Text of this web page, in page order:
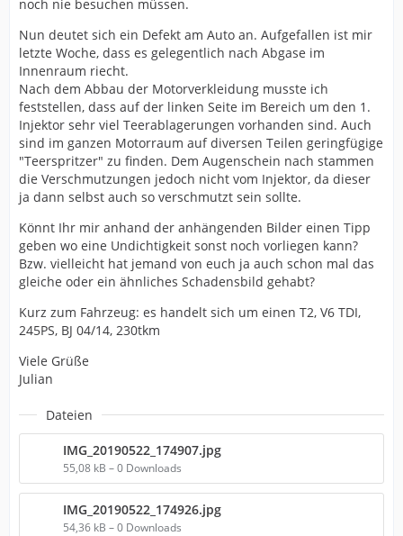
noch nie besuchen müssen.
Nun deutet sich ein Defekt am Auto an. Aufgefallen ist mir
letzte Woche, dass es gelegentlich nach Abgase im
Innenraum riecht.
Nach dem Abbau der Motorverkleidung musste ich
feststellen, dass auf der linken Seite im Bereich um den 1.
Injektor sehr viel Teerablagerungen vorhanden sind. Auch
sind im ganzen Motorraum auf diversen Teilen geringfügige
"Teerspritzer" zu finden. Dem Augenschein nach stammen
die Verschmutzungen jedoch nicht vom Injektor, da dieser
ja dann selbst auch so verschmutzt sein sollte.
Könnt Ihr mir anhand der anhängenden Bilder einen Tipp
geben wo eine Undichtigkeit sonst noch vorliegen kann?
Bzw. vielleicht hat jemand von euch ja auch schon mal das
gleiche oder ein ähnliches Schadensbild gehabt?
Kurz zum Fahrzeug: es handelt sich um einen T2, V6 TDI,
245PS, BJ 04/14, 230tkm
Viele Grüße
Julian
Dateien
IMG_20190522_174907.jpg
55,08 kB – 0 Downloads
IMG_20190522_174926.jpg
54,36 kB – 0 Downloads